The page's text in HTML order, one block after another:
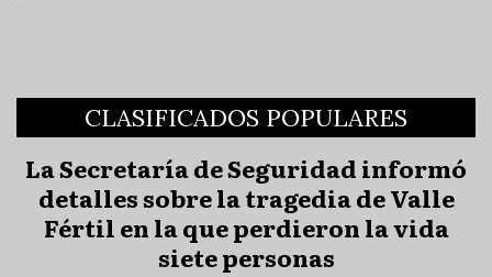
CLASIFICADOS POPULARES
La Secretaría de Seguridad informó
detalles sobre la tragedia de Valle
Fértil en la que perdieron la vida
siete personas